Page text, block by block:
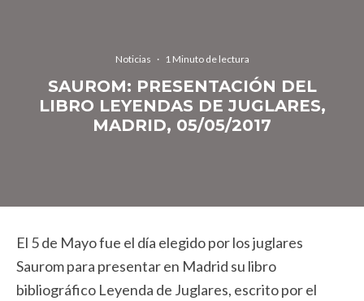
Noticias · 1 Minuto de lectura
SAUROM: PRESENTACIÓN DEL
LIBRO LEYENDAS DE JUGLARES,
MADRID, 05/05/2017
El 5 de Mayo fue el día elegido por los juglares
Saurom para presentar en Madrid su libro
bibliográfico Leyenda de Juglares, escrito por el